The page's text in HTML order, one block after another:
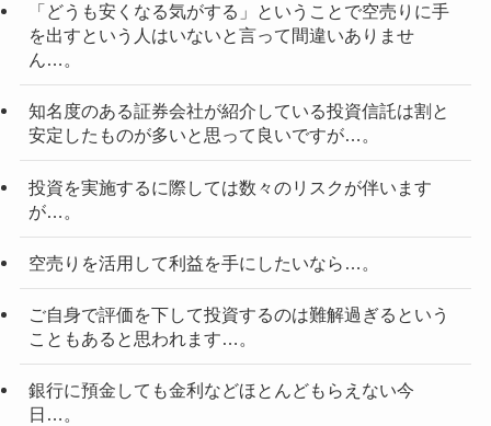
「どうも安くなる気がする」ということで空売りに手
を出すという人はいないと言って間違いありませ
ん…。
知名度のある証券会社が紹介している投資信託は割と
安定したものが多いと思って良いですが…。
投資を実施するに際しては数々のリスクが伴います
が…。
空売りを活用して利益を手にしたいなら…。
ご自身で評価を下して投資するのは難解過ぎるという
こともあると思われます…。
銀行に預金しても金利などほとんどもらえない今
日…。